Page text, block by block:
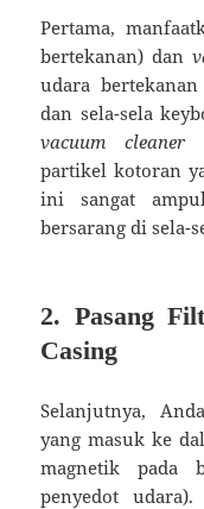
Pertama,
bertekanan) dan
udara
dan sela-sela
vacuum cleaner
partikel kotoran
ini sangat
bersarang di sela-
2. Pasang
Casing
Selanjutnya,
yang masuk ke
magnetik pada
penyedot